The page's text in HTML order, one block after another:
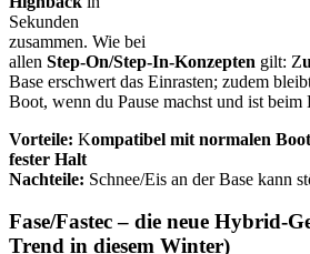
Sekunden
zusammen. Wie bei
allen Step-On/Step-In-Konzepten gilt: Z
Base erschwert das Einrasten; zudem
Boot, wenn du Pause machst und ist
Vorteile: Kompatibel mit normalen
fester Halt
Nachteile: Schnee/Eis an der Base kann
Fase/Fastec – die neue Hybrid-
Trend in diesem Winter)